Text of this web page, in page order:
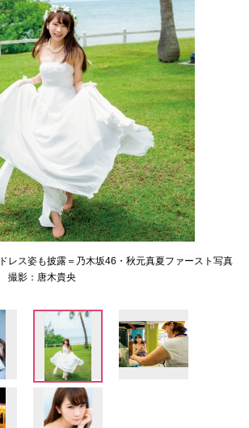
レス姿も披露＝乃木坂46・秋元真夏ファースト写真
撮影：唐木貴央